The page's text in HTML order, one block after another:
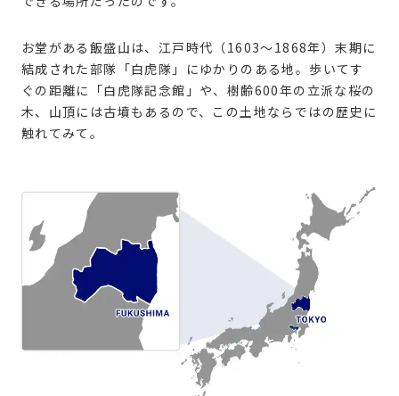
お堂がある飯盛山は、江戸時代（1603〜1868年）末期に
結成された部隊「白虎隊」にゆかりのある地。歩いてす
ぐの距離に「白虎隊記念館」や、樹齢600年の立派な桜の
木、山頂には古墳もあるので、この土地ならではの歴史に
触れてみて。